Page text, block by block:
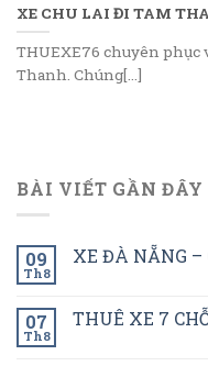
XE CHU LAI ĐI TAM
THUEXE76 chuyên phục
Thanh. Chúng[...]
BÀI VIẾT GẦN ĐÂY
09
Th8
XE ĐÀ NẴNG –
07
Th8
THUÊ XE 7